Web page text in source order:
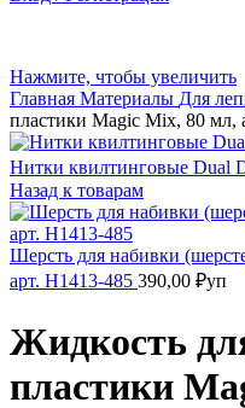
Нажмите, чтобы увеличить
Главная Материалы Для
пластики Magic Mix, 80 мл,
Нитки квилтинговые Dual
Назад к товарам
Шерсть для набивки
арт. Н1413-485 390,00 ₽уп
Жидкость
пластики